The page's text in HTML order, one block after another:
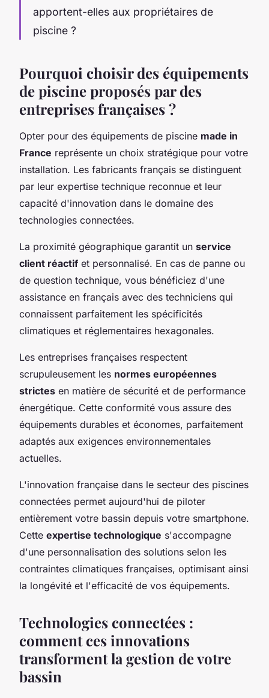
apportent-elles aux propriétaires de
piscine ?
Pourquoi choisir des équipements
de piscine proposés par des
entreprises françaises ?
Opter pour des équipements de piscine made in
France représente un choix stratégique pour votre
installation. Les fabricants français se distinguent
par leur expertise technique reconnue et leur
capacité d'innovation dans le domaine des
technologies connectées.
La proximité géographique garantit un service
client réactif et personnalisé. En cas de panne ou
de question technique, vous bénéficiez d'une
assistance en français avec des techniciens qui
connaissent parfaitement les spécificités
climatiques et réglementaires hexagonales.
Les entreprises françaises respectent
scrupuleusement les normes européennes
strictes en matière de sécurité et de performance
énergétique. Cette conformité vous assure des
équipements durables et économes, parfaitement
adaptés aux exigences environnementales
actuelles.
L'innovation française dans le secteur des piscines
connectées permet aujourd'hui de piloter
entièrement votre bassin depuis votre smartphone.
Cette expertise technologique s'accompagne
d'une personnalisation des solutions selon les
contraintes climatiques françaises, optimisant ainsi
la longévité et l'efficacité de vos équipements.
Technologies connectées :
comment ces innovations
transforment la gestion de votre
bassin